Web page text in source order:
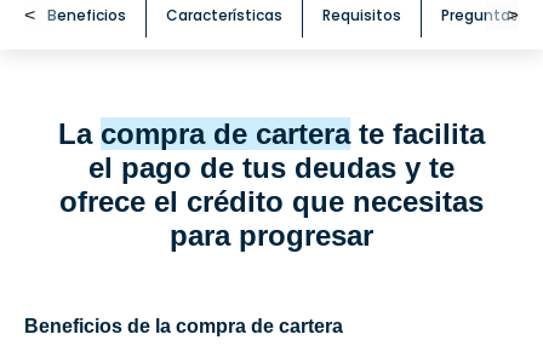
< <
Beneficios Características Requisitos Preguntas
La compra de carterate facilita
el pago de tus deudas y te
ofrece el crédito que necesitas
para progresar
Beneficios de la compra de cartera